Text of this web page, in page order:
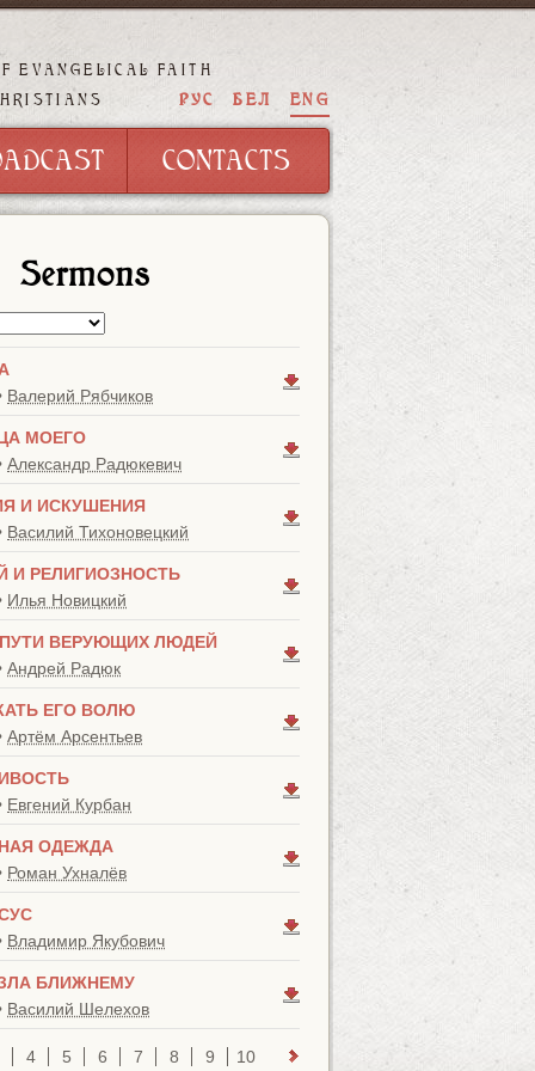
EVANGELICAL FAITH
РУС БЕЛ ENG
CONTACTS
CONTACTS
Sermons
Валерий Рябчиков
МОЕГО
Александр Радюкевич
И ИСКУШЕНИЯ
Василий Тихоновецкий
И РЕЛИГИОЗНОСТЬ
Илья Новицкий
ВЕРУЮЩИХ ЛЮДЕЙ
Андрей Радюк
ЕГО ВОЛЮ
Артём Арсентьев
Евгений Курбан
ОДЕЖДА
Роман Ухналёв
Владимир Якубович
БЛИЖНЕМУ
Василий Шелехов
4 5 6 7 8 9 10 11 17